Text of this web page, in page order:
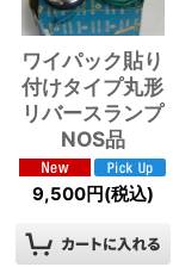
ワイパック貼り
付けタイプ丸形
リバースランプ
NOS品
9,500円(税込)